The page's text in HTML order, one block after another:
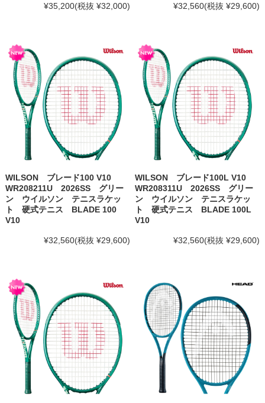
¥35,200(税抜 ¥32,000) ¥32,560(税抜 ¥29,600)
WILSON ブレード100 V10
WR208211U 2026SS グリー
ン ウイルソン テニスラケッ
ト 硬式テニス BLADE 100
V10
¥32,560(税抜 ¥29,600)
WILSON ブレード100L V10
WR208311U 2026SS グリー
ン ウイルソン テニスラケッ
ト 硬式テニス BLADE 100L
V10
¥32,560(税抜 ¥29,600)